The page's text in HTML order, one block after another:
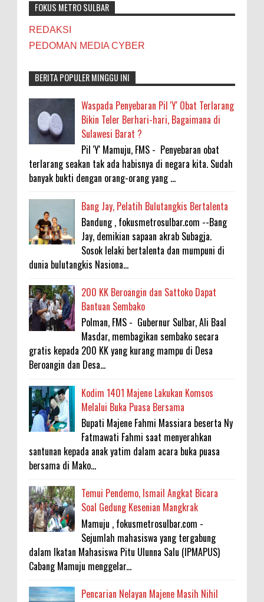
FOKUS METRO SULBAR
REDAKSI
PEDOMAN MEDIA CYBER
BERITA POPULER MINGGU INI
Waspada Penyebaran Pil 'Y' Obat Terlarang
Bikin Teler Berhari-hari, Bagaimana di
Sulawesi Barat ?
Pil 'Y' Mamuju, FMS - Penyebaran obat
terlarang seakan tak ada habisnya di negara kita. Sudah
banyak bukti dengan orang-orang yang ...
Bang Jay, Pelatih Bulutangkis Bertalenta
Bandung , fokusmetrosulbar.com --Bang
Jay, demikian sapaan akrab Subagja.
Sosok lelaki bertalenta dan mumpuni di
dunia bulutangkis Nasiona...
200 KK Beroangin dan Sattoko Dapat
Bantuan Sembako
Polman, FMS - Gubernur Sulbar, Ali Baal
Masdar, membagikan sembako secara
gratis kepada 200 KK yang kurang mampu di Desa
Beroangin dan Desa...
Kodim 1401 Majene Lakukan Komsos
Melalui Buka Puasa Bersama
Bupati Majene Fahmi Massiara beserta Ny
Fatmawati Fahmi saat menyerahkan
santunan kepada anak yatim dalam acara buka puasa
bersama di Mako...
Temui Pendemo, Ismail Angkat Bicara
Soal Gedung Kesenian Mangkrak
Mamuju , fokusmetrosulbar.com -
Sejumlah mahasiswa yang tergabung
dalam Ikatan Mahasiswa Pitu Ulunna Salu (IPMAPUS)
Cabang Mamuju menggelar...
Pencarian Nelayan Majene Masih Nihil